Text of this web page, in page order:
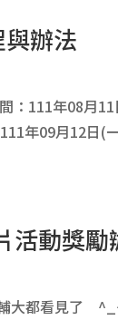
辦法
：111年08月
月12日(一)
活動獎勵
大都看見了